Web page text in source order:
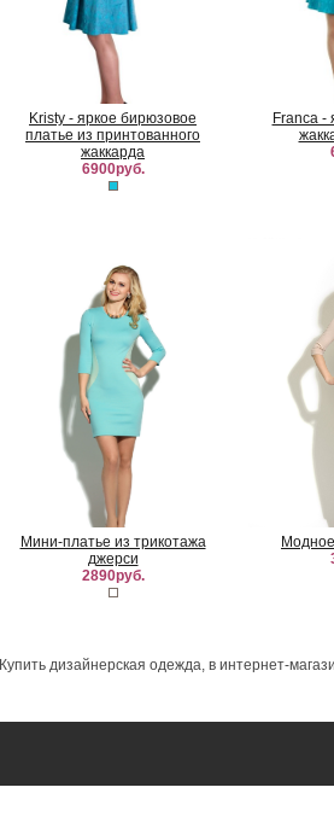
Kristy - яркое бирюзовое
платье из принтованного
жаккарда
6900руб.
Franca -
Мини-платье из трикотажа
джерси
2890руб.
Купить дизайнерская одежда, в интернет-